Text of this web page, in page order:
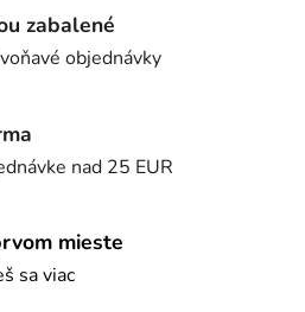
zabalené
objednávky
nad 25 EUR
mieste
sa viac